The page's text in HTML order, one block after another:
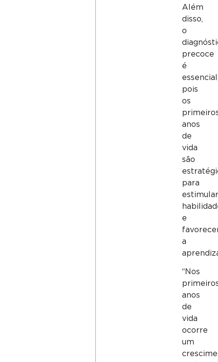
Além
disso,
o
precoce
é
pois
os
anos
de
vida
são
para
estimular
e
a
“Nos
anos
de
vida
ocorre
um